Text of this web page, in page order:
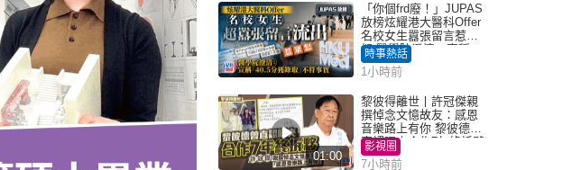
「你個frd廢！」JUPAS
放榜炫耀港大醫科Offer
名校女生囂張留言惹眾
怒 醫學院澄清：宣稱
「40.5分獲錄取」不符事
實｜Juicy叮
時事熱話
1小時前
01:00
黎彼得離世丨許冠傑親
撰悼念文憶故友：感恩
音樂路上有你 黎彼德曾
直認唔夾合作7年終拆夥
影視圈
7小時前